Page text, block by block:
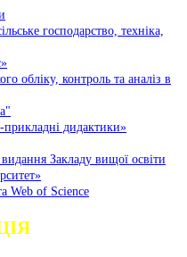
господарство, техніка,
обліку, контроль та аналіз в
дидактики»
видання Закладу вищої освіти
Web of Science